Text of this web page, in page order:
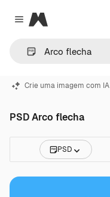
Close menu
Magnific
Crie uma imagem com IA
PSD Arco flecha
PSD